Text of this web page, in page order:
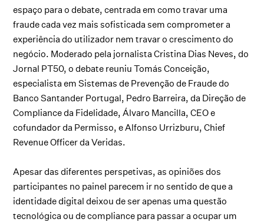
espaço para o debate, centrada em como travar uma
fraude cada vez mais sofisticada sem comprometer a
experiência do utilizador nem travar o crescimento do
negócio. Moderado pela jornalista Cristina Dias Neves, do
Jornal PT50, o debate reuniu Tomás Conceição,
especialista em Sistemas de Prevenção de Fraude do
Banco Santander Portugal, Pedro Barreira, da Direção de
Compliance da Fidelidade, Álvaro Mancilla, CEO e
cofundador da Permisso, e Alfonso Urrizburu, Chief
Revenue Officer da Veridas.
Apesar das diferentes perspetivas, as opiniões dos
participantes no painel parecem ir no sentido de que a
identidade digital deixou de ser apenas uma questão
tecnológica ou de compliance para passar a ocupar um